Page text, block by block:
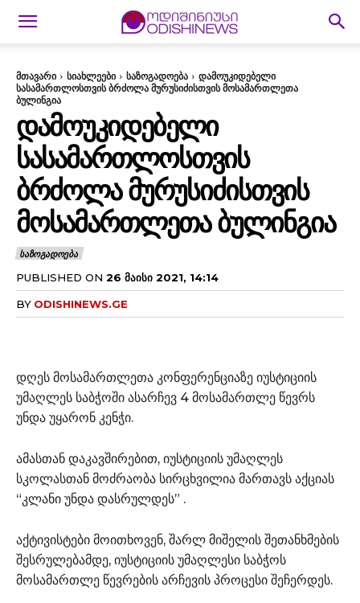
მთავარი სიახლეები საზოგადოება
დამოუკიდებელი
სასამართლოსთვის ბრძოლა მურუსიძისთვის მოსამართლეთა
ბულინგია
ᲓᲐᲛᲝᲣᲙᲘᲓᲔᲑᲔᲚᲘ
ᲡᲐᲡᲐᲛᲐᲠᲗᲚᲝᲡᲗᲕᲘᲡ
ᲑᲠᲫᲝᲚᲐ ᲛᲣᲠᲣᲡᲘᲫᲘᲡᲗᲕᲘᲡ
ᲛᲝᲡᲐᲛᲐᲠᲗᲚᲔᲗᲐ ᲑᲣᲚᲘᲜᲒᲘᲐ
ᲡᲐᲖᲝᲒᲐᲓᲝᲔᲑᲐ
PUBLISHED ON 26 ᲛᲐᲘᲡᲘ 2021, 14:14
BY ODISHINEWS.GE
დღეს მოსამართლეთა კონფერენციაზე იუსტიციის
უმაღლეს საბჭოში ასარჩევ 4 მოსამართლე წევრს
უნდა უყარონ კენჭი.
ამასთან დაკავშირებით, იუსტიციის უმაღლეს
სკოლასთან მოძრაობა სირცხვილია მართავს აქციას
“კლანი უნდა დასრულდეს” .
აქტივისტები მოითხოვენ, შარლ მიშელის შეთანხმების
შესრულებამდე, იუსტიციის უმაღლესი საბჭოს
მოსამართლე წევრების არჩევის პროცესი შეჩერდეს.